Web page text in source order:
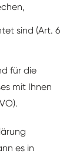
sind (Art. 6
für die
mit Ihnen
es in